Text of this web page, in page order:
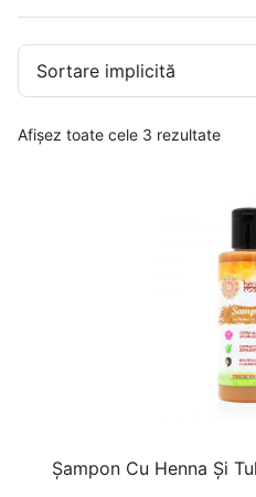
Afișez toate cele 3 rezultate
Șampon Cu Henna Și